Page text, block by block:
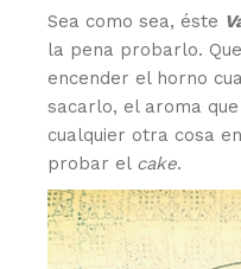
Sea como sea, éste
la pena probarlo.
encender el horno
sacarlo, el aroma
cualquier otra cosa
probar el cake.